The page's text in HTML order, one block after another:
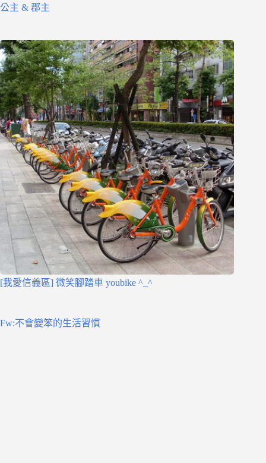
公主 & 郡主
[我愛信義區] 微笑腳踏車 youbike ^_^
Fw:不會變笨的生活習慣